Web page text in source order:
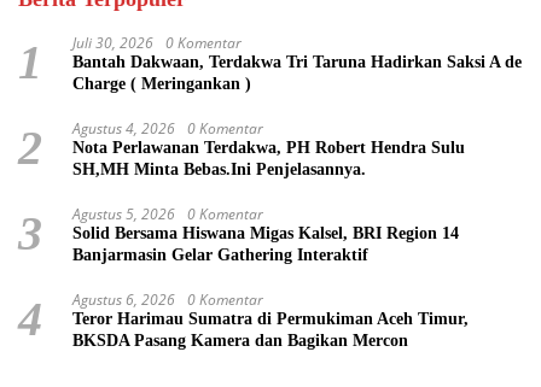
1 Juli 30, 2026 0 Komentar
Bantah Dakwaan, Terdakwa Tri Taruna Hadirkan Saksi A de
Charge ( Meringankan )
2 Agustus 4, 2026 0 Komentar
Nota Perlawanan Terdakwa, PH Robert Hendra Sulu
SH,MH Minta Bebas.Ini Penjelasannya.
3 Agustus 5, 2026 0 Komentar
Solid Bersama Hiswana Migas Kalsel, BRI Region 14
Banjarmasin Gelar Gathering Interaktif
4 Agustus 6, 2026 0 Komentar
Teror Harimau Sumatra di Permukiman Aceh Timur,
BKSDA Pasang Kamera dan Bagikan Mercon